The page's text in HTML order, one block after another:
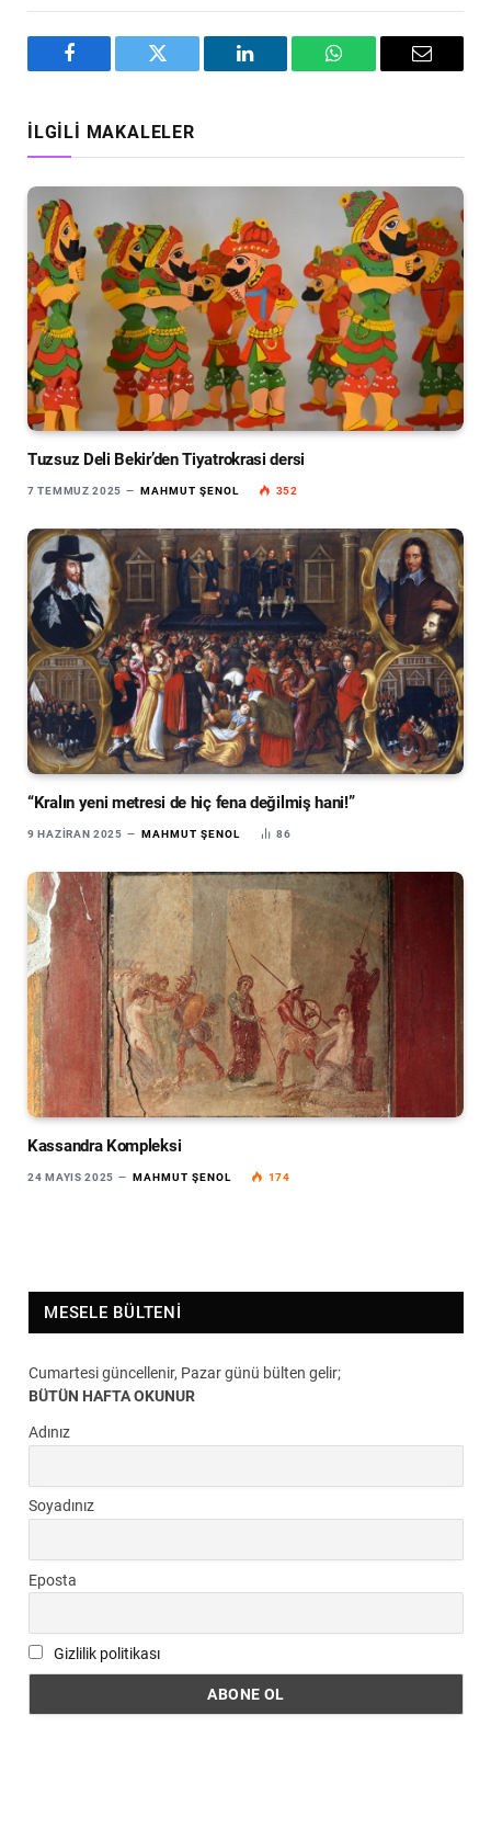
Facebook Twitter LinkedIn WhatsAppEmail
İLGILI MAKALELER
Tuzsuz Deli Bekir’den Tiyatrokrasi dersi
7 TEMMUZ 2025 MAHMUT ŞENOL 352
“Kralın yeni metresi de hiç fena değilmiş hani!”
9 HAZIRAN 2025 MAHMUT ŞENOL 86
Kassandra Kompleksi
24 MAYIS 2025 MAHMUT ŞENOL 174
MESELE BÜLTENI
Cumartesi güncellenir, Pazar günü bülten gelir;
BÜTÜN HAFTA OKUNUR
Adınız
Soyadınız
Eposta
Gizlilik politikası